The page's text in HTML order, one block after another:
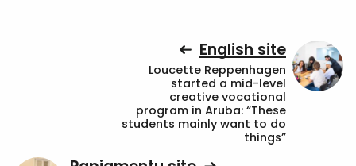
English site
Loucette Reppenhagen
started a mid-level
creative vocational
program in Aruba: “These
students mainly want to do
things”